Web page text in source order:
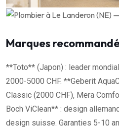
Marques
**Toto** (Japon) : leader
2000-5000 CHF. **Geberit
Classic (2000 CHF), Mera
Boch ViClean** : design
design suisse. Garanties 5-10